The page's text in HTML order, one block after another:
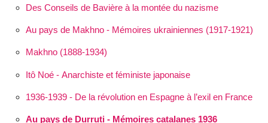
Des Conseils de Bavière à la montée du nazisme
Au pays de Makhno - Mémoires ukrainiennes (1917-1921)
Makhno (1888-1934)
Itô Noé - Anarchiste et féministe japonaise
1936-1939 - De la révolution en Espagne à l’exil en France
Au pays de Durruti - Mémoires catalanes 1936